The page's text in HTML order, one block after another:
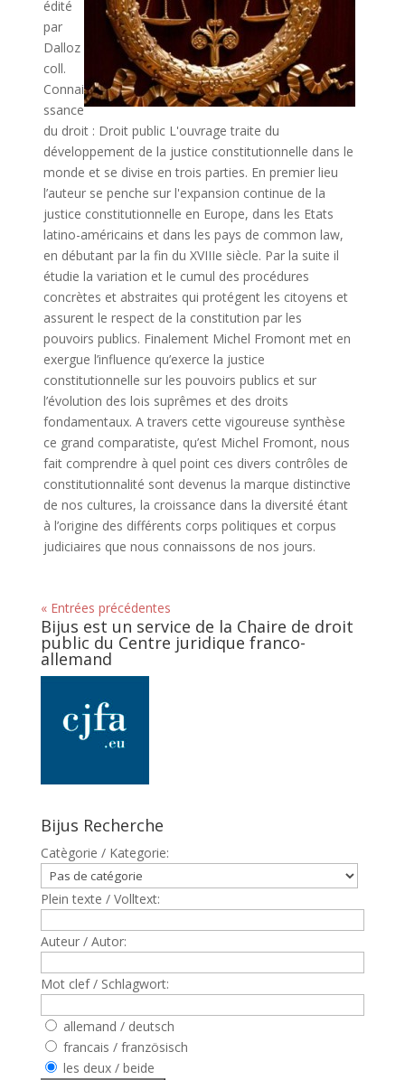
édité
par
Dalloz
coll.
Connai
ssance
du droit : Droit public L'ouvrage traite du
développement de la justice constitutionnelle dans le
monde et se divise en trois parties. En premier lieu
l’auteur se penche sur l'expansion continue de la
justice constitutionnelle en Europe, dans les Etats
latino-américains et dans les pays de common law,
en débutant par la fin du XVIIIe siècle. Par la suite il
étudie la variation et le cumul des procédures
concrètes et abstraites qui protégent les citoyens et
assurent le respect de la constitution par les
pouvoirs publics. Finalement Michel Fromont met en
exergue l’influence qu’exerce la justice
constitutionnelle sur les pouvoirs publics et sur
l’évolution des lois suprêmes et des droits
fondamentaux. A travers cette vigoureuse synthèse
ce grand comparatiste, qu’est Michel Fromont, nous
fait comprendre à quel point ces divers contrôles de
constitutionnalité sont devenus la marque distinctive
de nos cultures, la croissance dans la diversité étant
à l’origine des différents corps politiques et corpus
judiciaires que nous connaissons de nos jours.
« Entrées précédentes
Bijus est un service de la Chaire de droit
public du Centre juridique franco-
allemand
Bijus Recherche
Catègorie / Kategorie:
Plein texte / Volltext:
Auteur / Autor:
Mot clef / Schlagwort:
allemand / deutsch
francais / französisch
les deux / beide